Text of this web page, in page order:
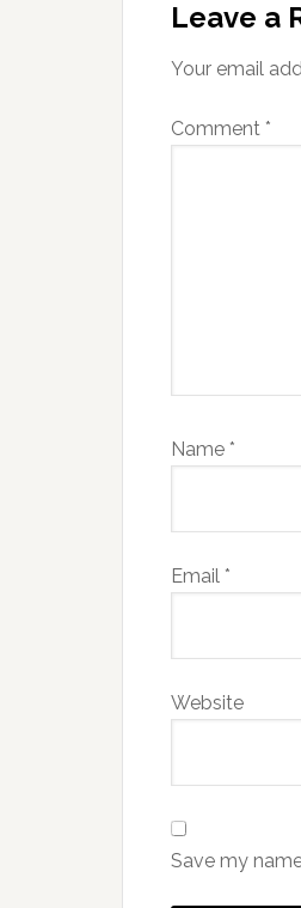
Leave a
Your email
Comment *
Name *
Email *
Website
Save my